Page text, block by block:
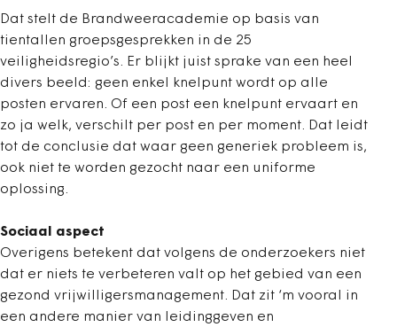
Dat stelt de Brandweeracademie op basis van
tientallen groepsgesprekken in de 25
veiligheidsregio’s. Er blijkt juist sprake van een heel
divers beeld: geen enkel knelpunt wordt op alle
posten ervaren. Of een post een knelpunt ervaart en
zo ja welk, verschilt per post en per moment. Dat leidt
tot de conclusie dat waar geen generiek probleem is,
ook niet te worden gezocht naar een uniforme
oplossing.
Sociaal aspect
Overigens betekent dat volgens de onderzoekers niet
dat er niets te verbeteren valt op het gebied van een
gezond vrijwilligersmanagement. Dat zit ‘m vooral in
een andere manier van leidinggeven en